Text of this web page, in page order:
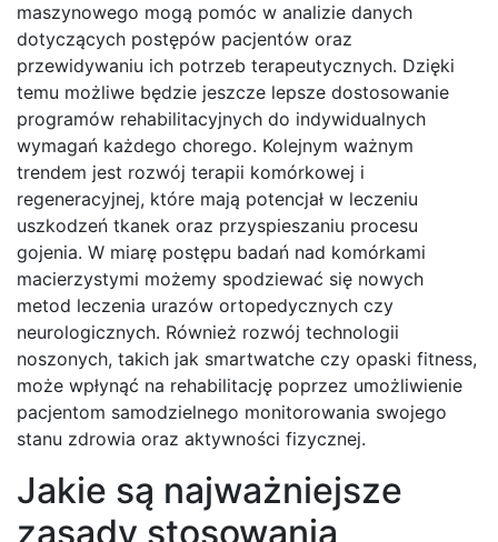
maszynowego mogą pomóc w analizie danych
dotyczących postępów pacjentów oraz
przewidywaniu ich potrzeb terapeutycznych. Dzięki
temu możliwe będzie jeszcze lepsze dostosowanie
programów rehabilitacyjnych do indywidualnych
wymagań każdego chorego. Kolejnym ważnym
trendem jest rozwój terapii komórkowej i
regeneracyjnej, które mają potencjał w leczeniu
uszkodzeń tkanek oraz przyspieszaniu procesu
gojenia. W miarę postępu badań nad komórkami
macierzystymi możemy spodziewać się nowych
metod leczenia urazów ortopedycznych czy
neurologicznych. Również rozwój technologii
noszonych, takich jak smartwatche czy opaski fitness,
może wpłynąć na rehabilitację poprzez umożliwienie
pacjentom samodzielnego monitorowania swojego
stanu zdrowia oraz aktywności fizycznej.
Jakie są najważniejsze
zasady stosowania